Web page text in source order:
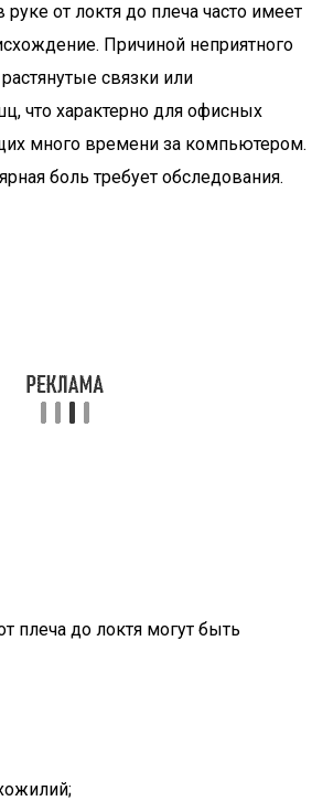
от локтя до плеча часто имеет
Причиной неприятного
связки или
что характерно для офисных
много времени за компьютером.
боль требует обследования.
плеча до локтя могут быть